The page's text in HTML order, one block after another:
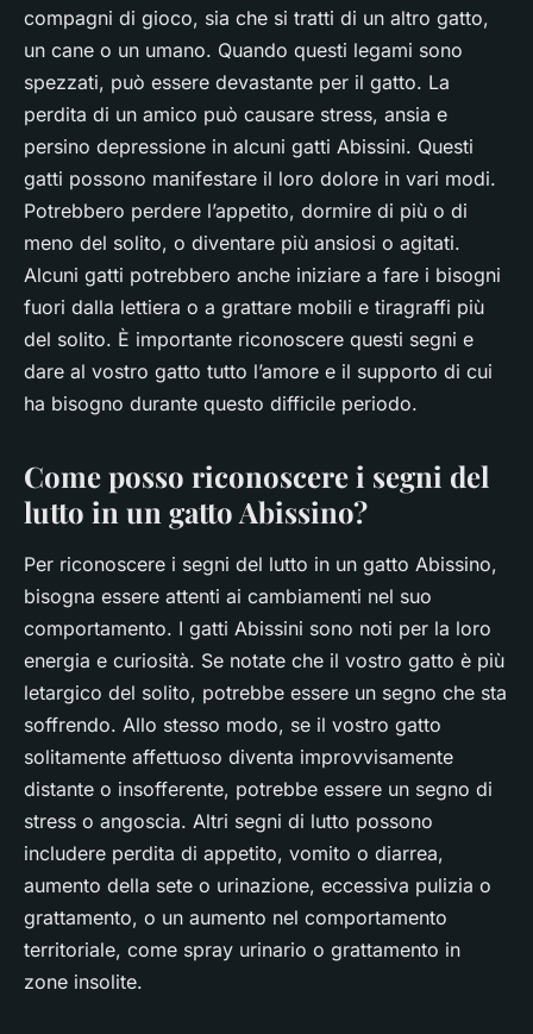
compagni di gioco, sia che si tratti di un altro gatto,
un cane o un umano. Quando questi legami sono
spezzati, può essere devastante per il gatto. La
perdita di un amico può causare stress, ansia e
persino depressione in alcuni gatti Abissini. Questi
gatti possono manifestare il loro dolore in vari modi.
Potrebbero perdere l’appetito, dormire di più o di
meno del solito, o diventare più ansiosi o agitati.
Alcuni gatti potrebbero anche iniziare a fare i bisogni
fuori dalla lettiera o a grattare mobili e tiragraffi più
del solito. È importante riconoscere questi segni e
dare al vostro gatto tutto l’amore e il supporto di cui
ha bisogno durante questo difficile periodo.
Come posso riconoscere i segni del
lutto in un gatto Abissino?
Per riconoscere i segni del lutto in un gatto Abissino,
bisogna essere attenti ai cambiamenti nel suo
comportamento. I gatti Abissini sono noti per la loro
energia e curiosità. Se notate che il vostro gatto è più
letargico del solito, potrebbe essere un segno che sta
soffrendo. Allo stesso modo, se il vostro gatto
solitamente affettuoso diventa improvvisamente
distante o insofferente, potrebbe essere un segno di
stress o angoscia. Altri segni di lutto possono
includere perdita di appetito, vomito o diarrea,
aumento della sete o urinazione, eccessiva pulizia o
grattamento, o un aumento nel comportamento
territoriale, come spray urinario o grattamento in
zone insolite.